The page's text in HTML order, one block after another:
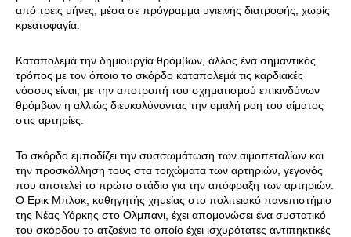
από τρεις μήνες, μέσα σε πρόγραμμα υγιεινής διατροφής, χωρίς
κρεατοφαγία.
Καταπολεμά την δημιουργία θρόμβων, άλλος ένα σημαντικός
τρόπος με τον όποιο το σκόρδο καταπολεμά τις καρδιακές
νόσους είναι, με την αποτροπή του σχηματισμού επικινδύνων
θρόμβων η αλλιώς διευκολύνοντας την ομαλή ροη του αίματος
στις αρτηρίες.
Το σκόρδο εμποδίζει την συσσωμάτωση των αιμοπεταλίων και
την προσκόλληση τους στα τοιχώματα των αρτηριών, γεγονός
που αποτελεί το πρώτο στάδιο για την απόφραξη των αρτηριών.
Ο Ερικ Μπλοκ, καθηγητής χημείας στο πολιτειακό πανεπιστήμιο
της Νέας Υόρκης στο Ολμπανι, έχει απομονώσει ένα συστατικό
του σκόρδου το ατζοένιο το οποίο έχει ισχυρότατες αντιπηκτικές